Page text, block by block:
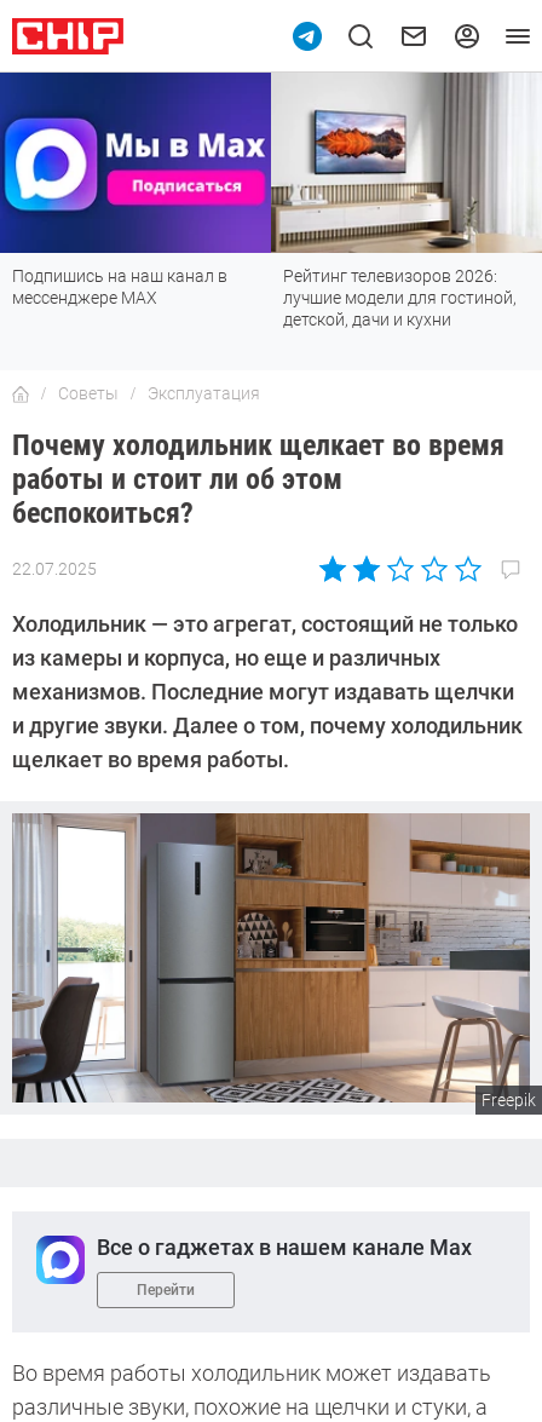
Подпишись на наш канал в
мессенджере МАХ
Рейтинг телевизоров 2026:
лучшие модели для гостиной,
детской, дачи и кухни
Советы Эксплуатация
Почему холодильник щелкает во время
работы и стоит ли об этом
беспокоиться?
22.07.2025
Автор:
Ивовый
Холодильник — это агрегат, состоящий не только
из камеры и корпуса, но еще и различных
механизмов. Последние могут издавать щелчки
и другие звуки. Далее о том, почему холодильник
щелкает во время работы.
Freepik
Все о гаджетах в нашем канале Max
Перейти
Во время работы холодильник может издавать
различные звуки, похожие на щелчки и стуки, а